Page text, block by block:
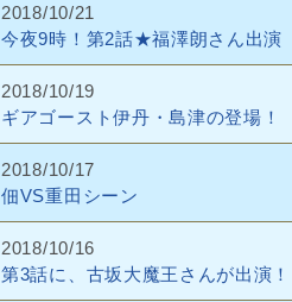
2018/10/21
今夜9時！第2話★福澤朗さん出演
2018/10/19
ギアゴースト伊丹・島津の登場！
2018/10/17
佃VS重田シーン
2018/10/16
第3話に、古坂大魔王さんが出演！